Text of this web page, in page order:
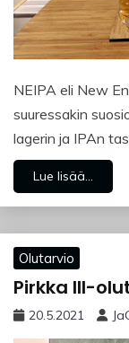
NEIPA eli New
suuressakin
lagerin ja IPAn
Lue lisää...
Olutarvio
Pirkka III-
20.5.2021